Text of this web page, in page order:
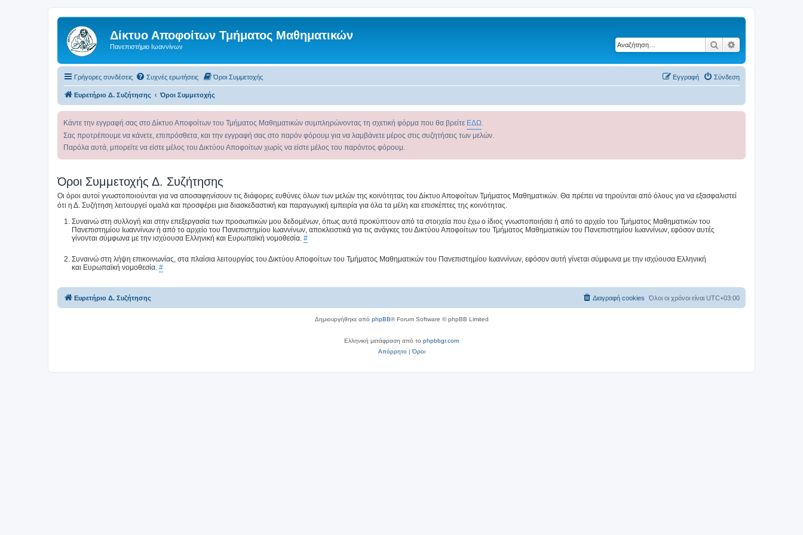
Δίκτυο Αποφοίτων Τμήματος Μαθηματικών
Πανεπιστήμιο Ιωαννίνων Αναζήτηση
Γρήγορες συνδέσεις Συχνές ερωτήσεις Όροι Συμμετοχής Σύνδεση
Εγγραφή
Ευρετήριο Δ. Συζήτησης Όροι Συμμετοχής
Κάντε την εγγραφή σας στο Δίκτυο Αποφοίτων του Τμήματος Μαθηματικών συμπληρώνοντας τη σχετική φόρμα που θα βρείτε ΕΔΩ
Σας προτρέπουμε να κάνετε, επιπρόσθετα, και την εγγραφή σας στο παρόν φόρουμ για να λαμβάνετε μέρος στις συζητήσεις των μελών.
Παρόλα αυτά, μπορείτε να είστε μέλος του Δικτύου Αποφοίτων χωρίς να είστε μέλος του παρόντος φόρουμ.
Όροι Συμμετοχής Δ. Συζήτησης
Οι όροι αυτοί γνωστοποιούνται για να αποσαφηνίσουν τις διάφορες ευθύνες όλων των μελών της κοινότητας του Δίκτυο Αποφοίτων Τμήματος Μαθηματικών. Θα πρέπει να τηρούνται από όλους για να εξασφαλιστεί
ότι η Δ. Συζήτηση λειτουργεί ομαλά και προσφέρει μια διασκεδαστική και παραγωγική εμπειρία για όλα τα μέλη και επισκέπτες της κοινότητας.
Συναινώ στη συλλογή και στην επεξεργασία των προσωπικών μου δεδομένων, όπως αυτά προκύπτουν από τα στοιχεία που έχω ο ίδιος γνωστοποιήσει ή από το αρχείο του Τμήματος Μαθηματικών του
Πανεπιστημίου Ιωαννίνων ή από το αρχείο του Πανεπιστημίου Ιωαννίνων, αποκλειστικά για τις ανάγκες του Δικτύου Αποφοίτων του Τμήματος Μαθηματικών του Πανεπιστημίου Ιωαννίνων, εφόσον αυτές
γίνονται σύμφωνα με την ισχύουσα Ελληνική και Ευρωπαϊκή νομοθεσία. #
Συναινώ στη λήψη επικοινωνίας, στα πλαίσια λειτουργίας του Δικτύου Αποφοίτων του Τμήματος Μαθηματικών του Πανεπιστημίου Ιωαννίνων, εφόσον αυτή γίνεται σύμφωνα με την ισχύουσα Ελληνική
και Ευρωπαϊκή νομοθεσία. #
Ευρετήριο Δ. Συζήτησης Όλοι οι χρόνοι είναι UTC+03:00
Διαγραφή cookies
Δημιουργήθηκε από phpBB® Forum Software © phpBB Limited
Ελληνική μετάφραση από το phpbbgr.com
Απόρρητο|Όροι